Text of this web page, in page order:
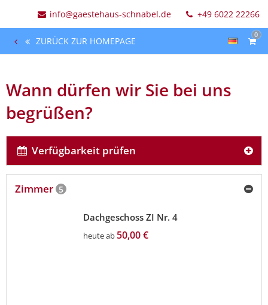
info@gaestehaus-schnabel.de +49 6022 22266
0
ZURÜCK ZUR HOMEPAGE
Wann dürfen wir Sie bei uns
begrüßen?
Verfügbarkeit prüfen
Zimmer 5
Dachgeschoss ZI Nr. 4
heute ab50,00 €